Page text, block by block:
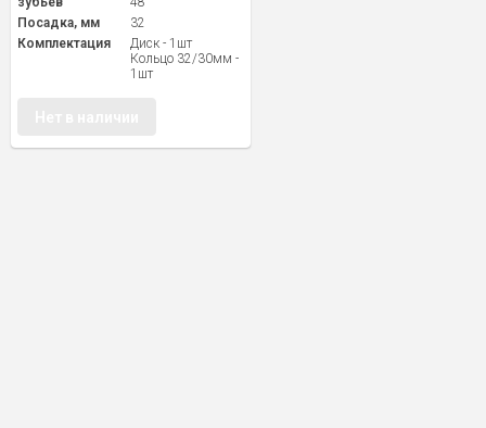
Посадка, мм
32
Комплектация
Диск - 1шт
Кольцо 32/30мм -
1шт